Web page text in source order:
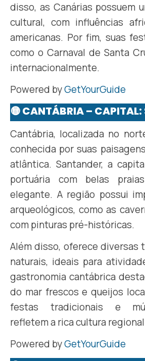
disso, as Canárias possuem
cultural, com influências
americanas. Por fim, suas
como o Carnaval de Santa
internacionalmente.​
Powered byGetYourGuide
🟡 CANTÁBRIA – CAPITAL:
Cantábria, localizada no
conhecida por suas
atlântica. Santander, a
portuária com belas
elegante. A região possui
arqueológicos, como as
com pinturas pré-históricas.
Além disso, oferece diversas
naturais, ideais para
gastronomia cantábrica
do mar frescos e queijos
festas tradicionais e
refletem a rica cultura
Powered byGetYourGuide